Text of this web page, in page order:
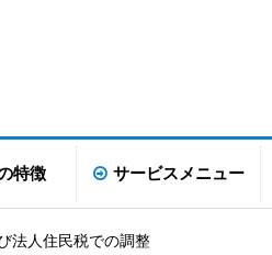
特徴 サービスメニュー
法人住民税での調整